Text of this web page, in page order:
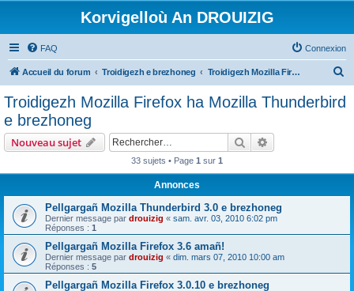
Korvigelloù An DROUIZIG
FAQ Connexion
Accueil du forum Troidigezh e brezhoneg Troidigezh Mozilla Firefox ha Mozilla Thunderbird e brezhoneg
Troidigezh Mozilla Firefox ha Mozilla Thunderbird
e brezhoneg
Nouveau sujet Rechercher
33 sujets • Page 1 sur 1
Annonces
Pellgargañ Mozilla Thunderbird 3.0 e brezhoneg
Dernier message par drouizig « sam. avr. 03, 2010 6:02 pm
Réponses : 1
Pellgargañ Mozilla Firefox 3.6 amañ!
Dernier message par drouizig « dim. mars 07, 2010 10:00 am
Réponses : 5
Pellgargañ Mozilla Firefox 3.0.10 e brezhoneg